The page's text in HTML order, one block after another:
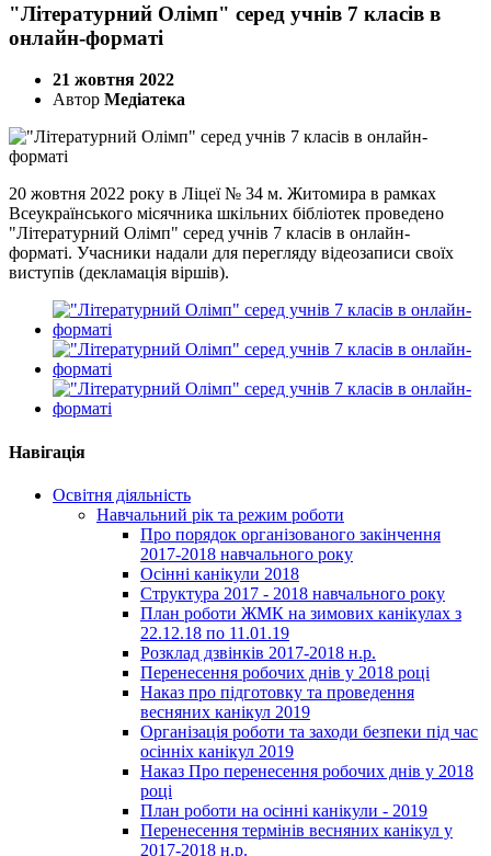
"Літературний Олімп" серед учнів 7 класів в
онлайн-форматі
21 жовтня 2022
Автор Медіатека
20 жовтня 2022 року в Ліцеї № 34 м. Житомира в рамках
Всеукраїнського місячника шкільних бібліотек проведено
"Літературний Олімп" серед учнів 7 класів в онлайн-
форматі. Учасники надали для перегляду відеозаписи своїх
виступів (декламація віршів).
Навігація
Освітня діяльність
Навчальний рік та режим роботи
Про порядок організованого закінчення
2017-2018 навчального року
Осінні канікули 2018
Структура 2017 - 2018 навчального року
План роботи ЖМК на зимових канікулах з
22.12.18 по 11.01.19
Розклад дзвінків 2017-2018 н.р.
Перенесення робочих днів у 2018 році
Наказ про підготовку та проведення
весняних канікул 2019
Організація роботи та заходи безпеки під час
осінніх канікул 2019
Наказ Про перенесення робочих днів у 2018
році
План роботи на осінні канікули - 2019
Перенесення термінів весняних канікул у
2017-2018 н.р.